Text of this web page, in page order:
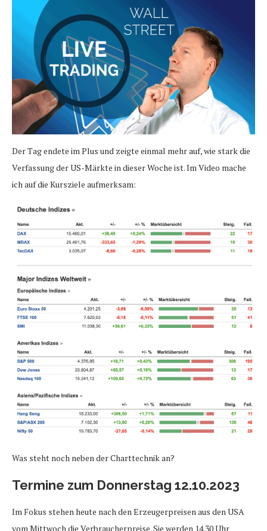
Der Tag endete im Plus und zeigte einmal mehr auf, wie stark die
Verfassung der US-Märkte in dieser Woche ist. Im Video mache
ich auf die Kursziele aufmerksam:
Was steht noch neben der Charttechnik an?
Termine zum Donnerstag 12.10.2023
Im Fokus stehen heute nach den Erzeugerpreisen aus den USA
vom Mittwoch die Verbraucherpreise. Sie werden 14.30 Uhr